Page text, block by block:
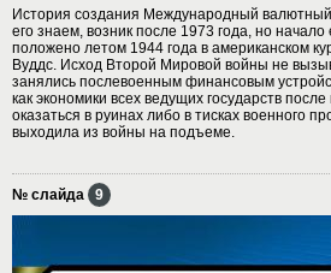
История создания Международный
его знаем, возник после 1973 года, но
положено летом 1944 года в американском
Вуддс. Исход Второй Мировой войны не
занялись послевоенным финансовым
как экономики всех ведущих государств
оказаться в руинах либо в тисках военного
выходила из войны на подъеме.
№ слайда 9